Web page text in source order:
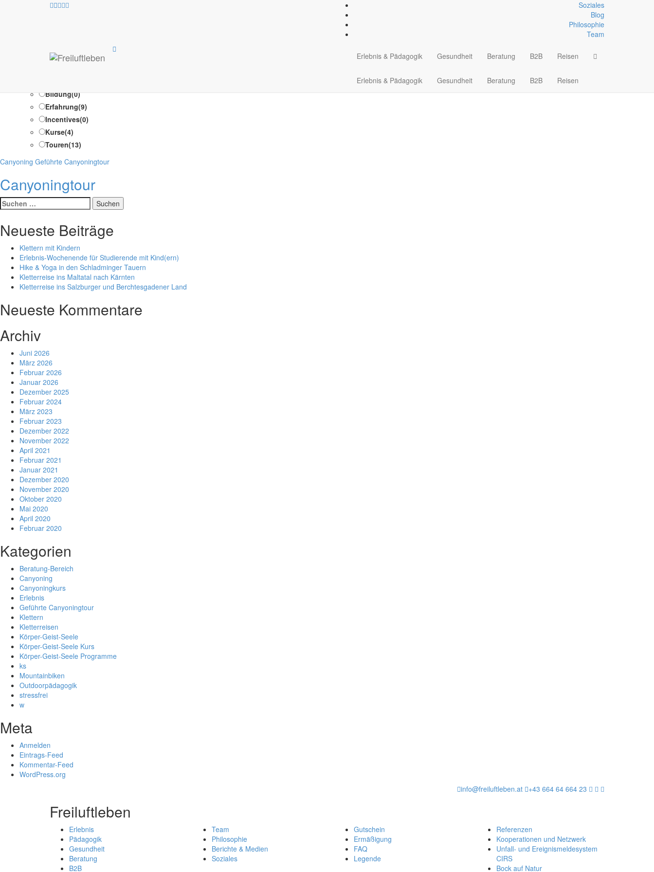
Soziales
Blog
Philosophie
Team
Erlebnis & Pädagogik Gesundheit Beratung B2B Reisen
Erlebnis & Pädagogik Gesundheit Beratung B2B Reisen
Test Suche /Test Suche
Bildung(0)
Erfahrung(9)
Incentives(0)
Kurse(4)
Touren(13)
Kategorien
Canyoning Geführte Canyoningtour
Canyoningtour
Suche
nach:
Neueste Beiträge
Klettern mit Kindern
Erlebnis-Wochenende für Studierende mit Kind(ern)
Hike & Yoga in den Schladminger Tauern
Kletterreise ins Maltatal nach Kärnten
Kletterreise ins Salzburger und Berchtesgadener Land
Neueste Kommentare
Archiv
Juni 2026
März 2026
Februar 2026
Januar 2026
Dezember 2025
Februar 2024
März 2023
Februar 2023
Dezember 2022
November 2022
April 2021
Februar 2021
Januar 2021
Dezember 2020
November 2020
Oktober 2020
Mai 2020
April 2020
Februar 2020
Kategorien
Beratung-Bereich
Canyoning
Canyoningkurs
Erlebnis
Geführte Canyoningtour
Klettern
Kletterreisen
Körper-Geist-Seele
Körper-Geist-Seele Kurs
Körper-Geist-Seele Programme
ks
Mountainbiken
Outdoorpädagogik
stressfrei
w
Meta
Anmelden
Eintrags-Feed
Kommentar-Feed
WordPress.org
info@freiluftleben.at
+43 664 64 664 23
Freiluftleben
Erlebnis
Pädagogik
Gesundheit
Beratung
B2B
Team
Philosophie
Berichte & Medien
Soziales
Gutschein
Ermäßigung
FAQ
Legende
Referenzen
Kooperationen und Netzwerk
Unfall- und Ereignismeldesystem
CIRS
Bock auf Natur